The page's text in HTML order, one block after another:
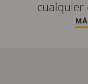
cualquier